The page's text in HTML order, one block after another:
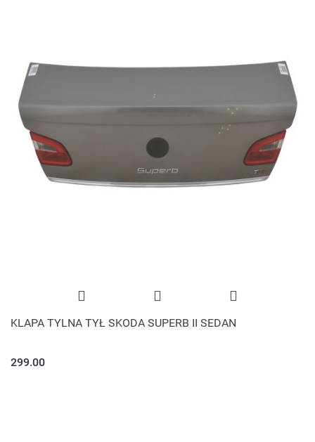
KLAPA TYLNA TYŁ SKODA SUPERB II SEDAN
299.00